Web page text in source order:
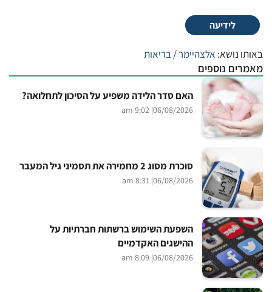
לידיעה
באותו נושא: אלצהיימר/בריאות
מאמרים נוספים
האם סדר הלידה משפיע על הסיכון לתחלואה?
06/08/2026
| 9:02 am
סוכרת מסוג 2 מחמירה את תסמיני גיל המעבר
06/08/2026
| 8:31 am
השפעת השימוש ברשתות חברתיות על
ההישגים האקדמיים
06/08/2026
| 8:09 am